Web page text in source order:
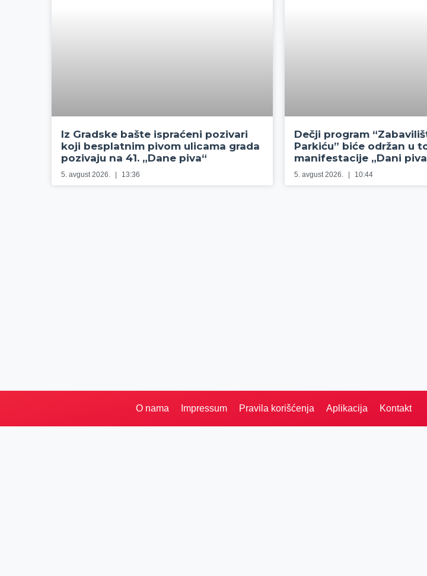
Iz Gradske bašte ispraćeni pozivari
koji besplatnim pivom ulicama grada
pozivaju na 41. „Dane piva“
5. avgust 2026. 13:36
Dečji program
Parkiću” biće održan u
manifestacije „Dani
5. avgust 2026. 10:44
O nama Impressum Pravila korišćenja Aplikacija Kontakt